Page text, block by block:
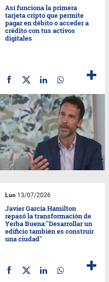
Así funciona la primera
tarjeta cripto que permite
pagar en débito o acceder a
crédito con tus activos
digitales
Lun 13/07/2026
Javier García Hamilton
repasó la transformación de
Yerba Buena:"Desarrollar un
edificio también es construir
una ciudad"